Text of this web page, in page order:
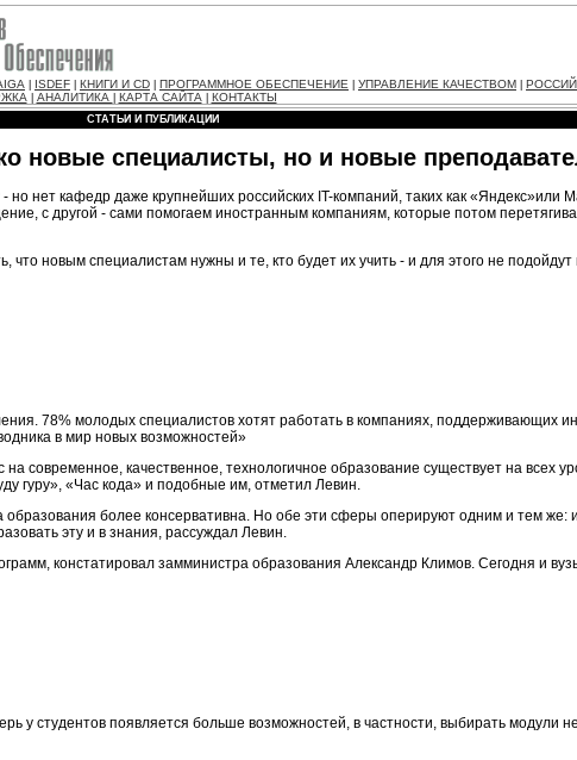
ISDEF КНИГИ И CD ПРОГРАММНОЕ ОБЕСПЕЧЕНИЕ УПРАВЛЕНИЕ КАЧЕСТВОМ
| АНАЛИТИКА КАРТА САЙТА| КОНТАКТЫ
СТАТЬИ И ПУБЛИКАЦИИ
новые специалисты, но и новые
но нет кафедр даже крупнейших российских IT-компаний, таких как «Яндекс»или
с другой - сами помогаем иностранным компаниям, которые потом
новым специалистам нужны и те, кто будет их учить - и для этого не
78% молодых специалистов хотят работать в компаниях, поддерживающих
в мир новых возможностей»
современное, качественное, технологичное образование существует на всех
гуру», «Час кода» и подобные им, отметил Левин.
образования более консервативна. Но обе эти сферы оперируют одним и тем
эту и в знания, рассуждал Левин.
констатировал замминистра образования Александр Климов. Сегодня и
у студентов появляется больше возможностей, в частности, выбирать модули